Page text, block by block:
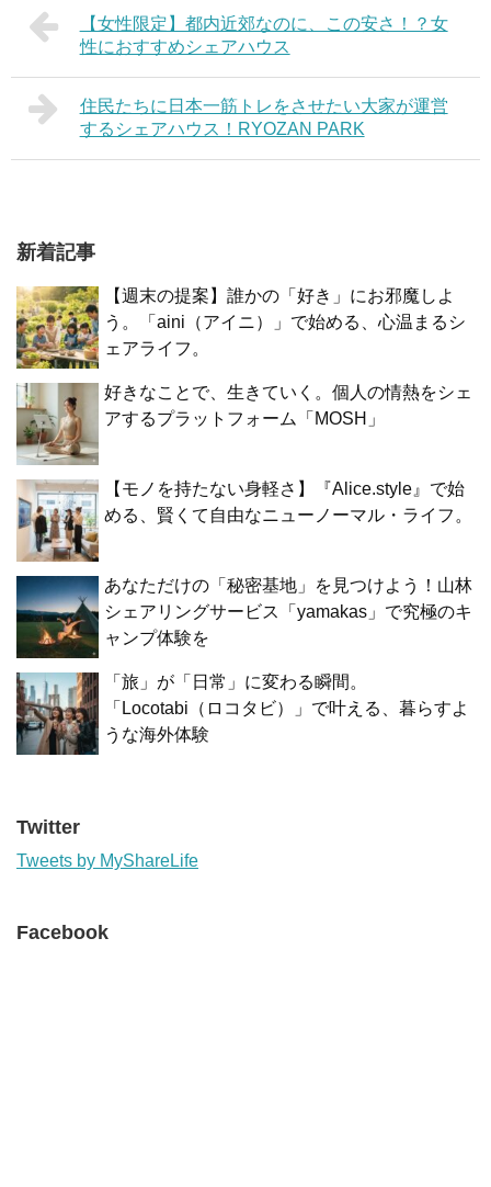
【女性限定】都内近郊なのに、この安さ！？女
性におすすめシェアハウス
住民たちに日本一筋トレをさせたい大家が運営
するシェアハウス！RYOZAN PARK
新着記事
【週末の提案】誰かの「好き」にお邪魔しよ
う。「aini（アイニ）」で始める、心温まるシ
ェアライフ。
好きなことで、生きていく。個人の情熱をシェ
アするプラットフォーム「MOSH」
【モノを持たない身軽さ】『Alice.style』で始
める、賢くて自由なニューノーマル・ライフ。
あなただけの「秘密基地」を見つけよう！山林
シェアリングサービス「yamakas」で究極のキ
ャンプ体験を
「旅」が「日常」に変わる瞬間。
「Locotabi（ロコタビ）」で叶える、暮らすよ
うな海外体験
Twitter
Tweets by MyShareLife
Facebook